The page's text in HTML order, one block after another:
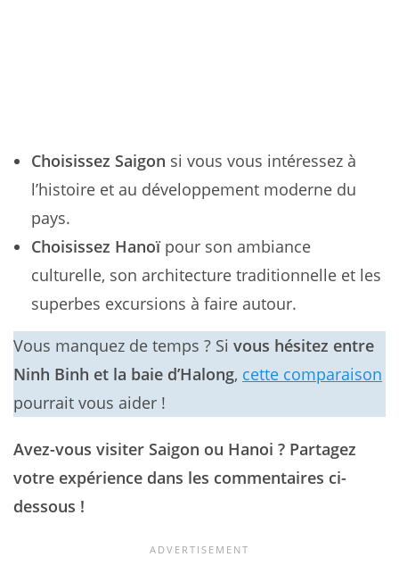
Choisissez Saigon si vous vous intéressez à
l’histoire et au développement moderne du
pays.
Choisissez Hanoï pour son ambiance
culturelle, son architecture traditionnelle et les
superbes excursions à faire autour.
Vous manquez de temps ? Si vous hésitez entre
Ninh Binh et la baie d’Halong, cette comparaison
pourrait vous aider !
Avez-vous visiter Saigon ou Hanoi ? Partagez
votre expérience dans les commentaires ci-
dessous !